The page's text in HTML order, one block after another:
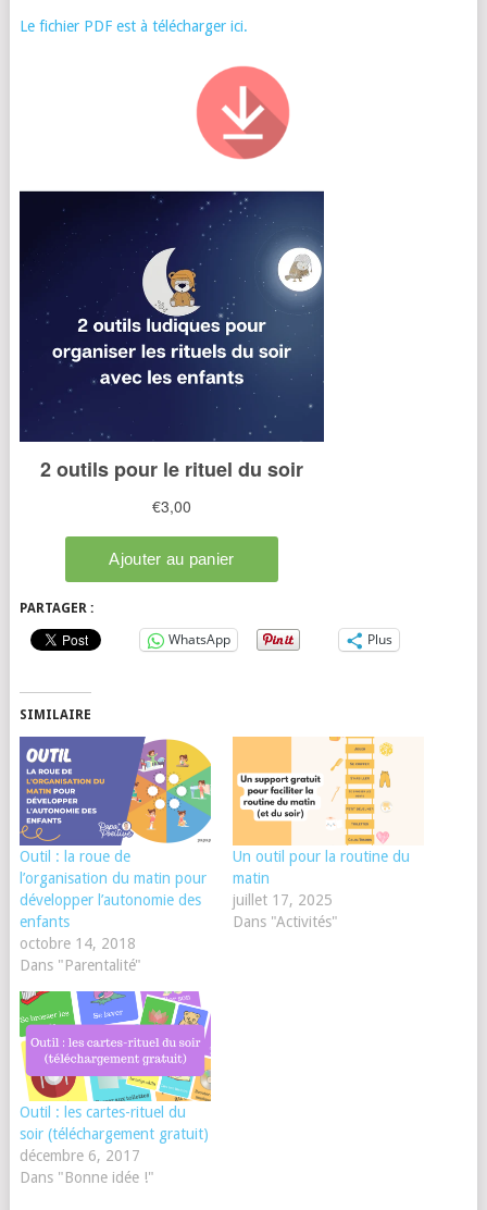
Le fichier PDF est à télécharger ici.
PARTAGER :
WhatsApp Plus
SIMILAIRE
Outil : la roue de
l’organisation du matin pour
développer l’autonomie des
enfants
octobre 14, 2018
Dans "Parentalité"
Un outil pour la routine du
matin
juillet 17, 2025
Dans "Activités"
Outil : les cartes-rituel du
soir (téléchargement gratuit)
décembre 6, 2017
Dans "Bonne idée !"